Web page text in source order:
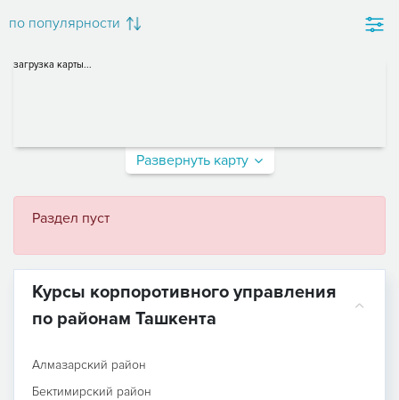
по популярности
загрузка карты...
Развернуть карту
Раздел пуст
Курсы корпоротивного управления
по районам Ташкента
Алмазарский район
Бектимирский район